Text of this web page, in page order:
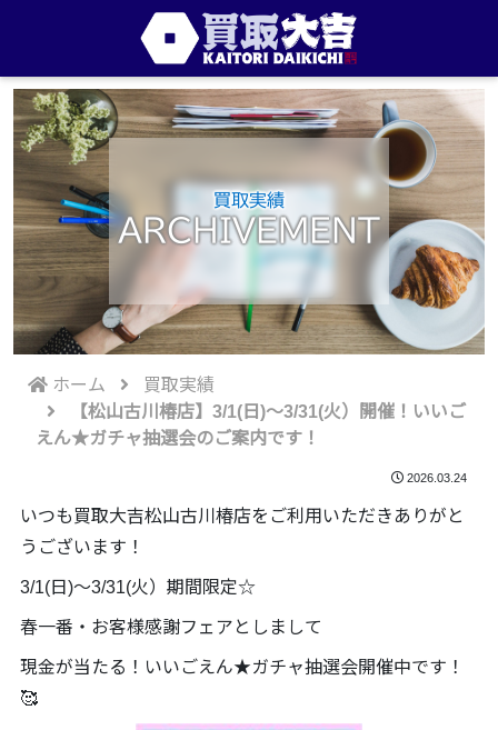
買取実績
ARCHIVEMENT
ホーム
買取実績
【松山古川椿店】3/1(日)～3/31(火）開催！いいご
えん★ガチャ抽選会のご案内です！
2026.03.24
いつも買取大吉松山古川椿店をご利用いただきありがと
うございます！
3/1(日)～3/31(火）期間限定☆
春一番・お客様感謝フェアとしまして
現金が当たる！いいごえん★ガチャ抽選会開催中です！
🥰